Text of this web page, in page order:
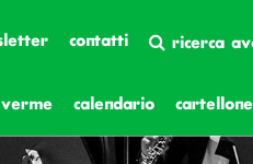
contatti ricerca
calendario cartellone